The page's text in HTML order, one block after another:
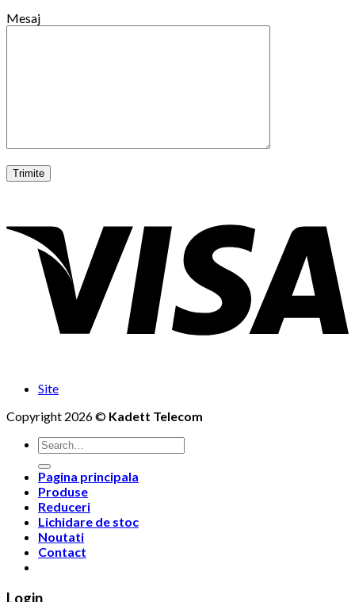
Mesaj
Site
Copyright 2026 © Kadett Telecom
Search
for:
Pagina principala
Produse
Reduceri
Lichidare de stoc
Noutati
Contact
Login